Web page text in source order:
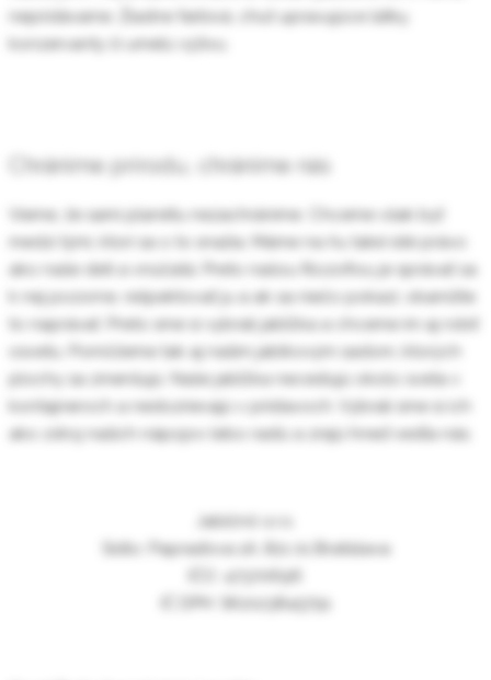
nepridávame. Žiadne farbivá, chuť upravujúce látky,
konzervanty či umelú výživu.
Chránime prírodu, chránime nás
Vieme, že sami planétu nezachránime. Chceme však byť
medzi tými, ktorí sa o to snažia. Máme na ňu také isté právo
ako naše deti a vnúčatá. Preto našou filozofiou je správať sa
k nej pozorne, rešpektovať ju a ak sa niečo pokazí, okamžite
to naprávať. Preto sme si vybrali jabĺčka a chceme im aj robiť
osvetu. Pomôžeme tak aj našim jablkovým sadom, ktorých
plochy sa zmenšujú. Naše jabĺčka necestujú okolo sveta v
kontajneroch a nedozrievajú v prístavoch. Vybrali sme si ich
ako zdroj našich nápojov lebo rastú a zrejú hneď vedľa nás.
Jablčnô s.r.o.
Sídlo: Papraďova 1A, 821 01 Bratislava
IČO: 47370696
IČ DPH: SK2023845791